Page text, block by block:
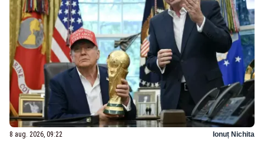
8 aug. 2026, 09:22 Ionuț Nichita